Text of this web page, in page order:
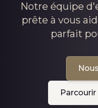
Notre équipe
prête à vous
parfait